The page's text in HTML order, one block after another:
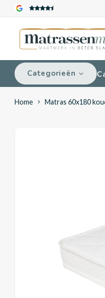
Categorieën
Home Matras 60x180